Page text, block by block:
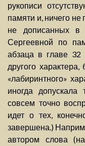
рукописи
памяти и, ничего не
не дописанных в
Сергеевной по
абзаца в главе 32
другого
«лабиринтного»
иногда допускала
совсем точно
идет о тех,
завершена.)
автором слова